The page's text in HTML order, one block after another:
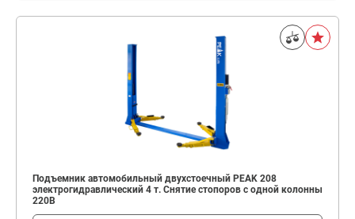
Подъемник автомобильный двухстоечный PEAK 208
электрогидравлический 4 т. Снятие стопоров с одной колонны
220В